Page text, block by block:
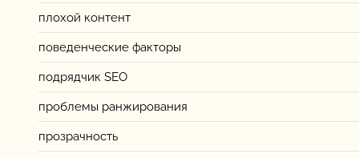
плохой контент
поведенческие факторы
подрядчик SEO
проблемы ранжирования
прозрачность